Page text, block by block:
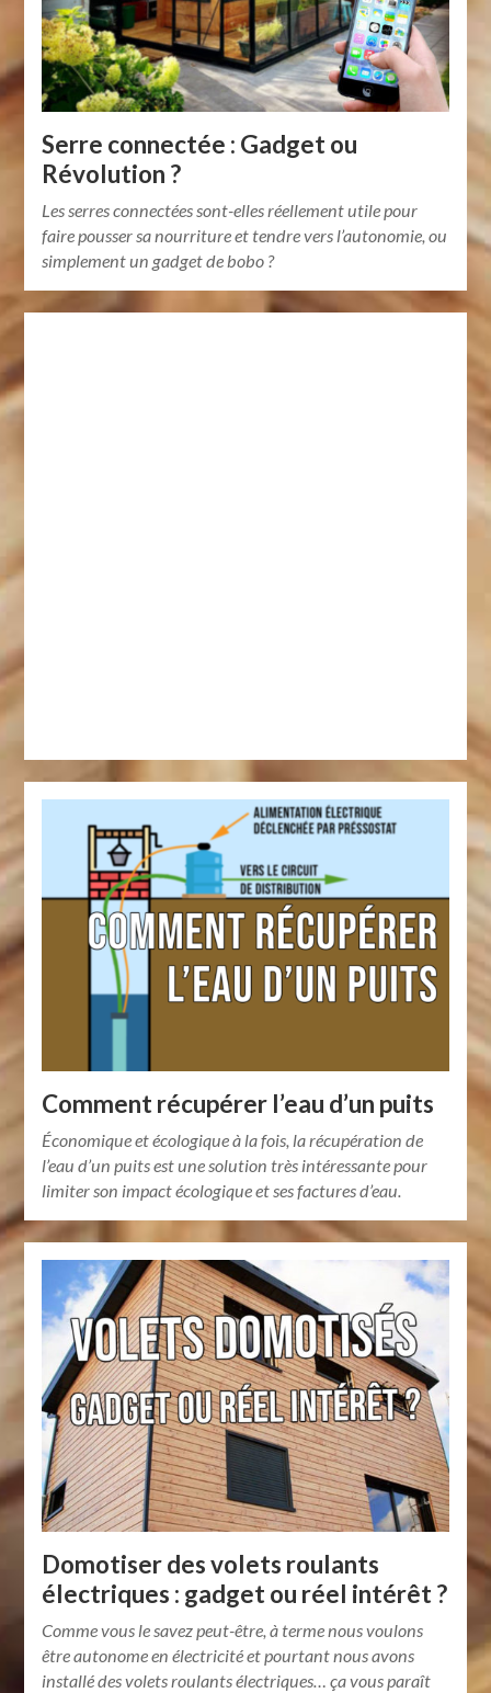
Serre connectée : Gadget ou
Révolution ?
Les serres connectées sont-elles réellement utile pour
faire pousser sa nourriture et tendre vers l’autonomie, ou
simplement un gadget de bobo ?
Comment récupérer l’eau d’un puits
Économique et écologique à la fois, la récupération de
l’eau d’un puits est une solution très intéressante pour
limiter son impact écologique et ses factures d’eau.
Domotiser des volets roulants
électriques : gadget ou réel intérêt ?
Comme vous le savez peut-être, à terme nous voulons
être autonome en électricité et pourtant nous avons
installé des volets roulants électriques… ça vous paraît